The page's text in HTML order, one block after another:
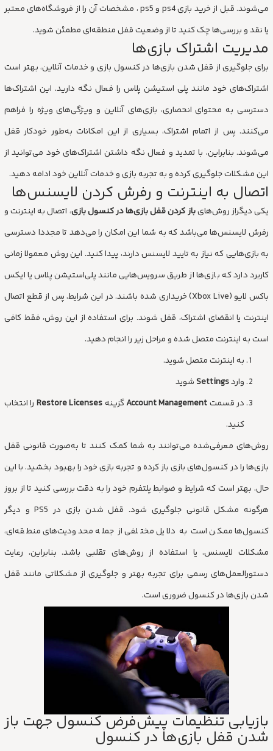
می‌شوند. قبل از خرید بازی ps4 و ps5 ، مشخصات آن را از فروشگاه‌های معتبر
یا نقد و بررسی‌ها چک کنید تا از وضعیت قفل منطقه‌ای مطمئن شوید.
مدیریت اشتراک بازی‌ها
برای جلوگیری از قفل شدن بازی‌ها در کنسول بازی و خدمات آنلاین، بهتر است
اشتراک‌های خود مانند پلی استیشن پلاس را فعال نگه دارید. این اشتراک‌ها
دسترسی به محتوای انحصاری، بازی‌های آنلاین و ویژگی‌های ویژه را فراهم
می‌کنند. پس از اتمام اشتراک، بسیاری از این امکانات به‌طور خودکار قفل
می‌شوند. بنابراین، با تمدید و فعال نگه داشتن اشتراک‌های خود می‌توانید از
این مشکلات جلوگیری کرده و به تجربه بازی و خدمات آنلاین خود ادامه دهید.
اتصال به اینترنت و رفرش کردن لایسنس‌ها
یکی دیگراز روش‌هایباز کردن قفل بازی‌ها در کنسول بازی، اتصال به اینترنت و
رفرش لایسنس‌ها می‌باشد که به شما این امکان را می‌دهد تا مجددا دسترسی
به بازی‌هایی که نیاز به تایید لایسنس دارند، پیدا کنید. این روش معمولا زمانی
کاربرد دارد که بازی‌ها از طریق سرویس‌هایی مانند پلی‌استیشن پلاس یا ایکس
باکس لایو (Xbox Live) خریداری شده باشند. در این شرایط، پس از قطع اتصال
اینترنت یا انقضای اشتراک، قفل شوند. برای استفاده از این روش، فقط کافی
است به اینترنت متصل شده و مراحل زیر را انجام دهید.
به اینترنت متصل شوید.
واردSettingsشوید
در قسمتAccount Managementگزینه Restore Licenses را انتخاب
کنید.
روش‌های معرفی‌شده می‌توانند به شما کمک کنند تا به‌صورت قانونی قفل
بازی‌ها را در کنسول‌های بازی باز کرده و تجربه بازی خود را بهبود بخشید. با این
حال، بهتر است که شرایط و ضوابط پلتفرم خود را به دقت بررسی کنید تا از بروز
هرگونه مشکل قانونی جلوگیری شود. قفل شدن بازی‌ در PS5 و دیگر
کنسول‌ها ممکن است به دلایل مختلفی از جمله محدودیت‌های منطقه‌ای،
مشکلات لایسنس، یا استفاده از روش‌های تقلبی باشد. بنابراین، رعایت
دستورالعمل‌های رسمی برای تجربه بهتر و جلوگیری از مشکلاتی مانند قفل
شدن بازی‌ها در کنسول ضروری است.
بازیابی تنظیمات پیش‌فرض کنسول جهت باز
شدن قفل بازی‌ها در کنسول